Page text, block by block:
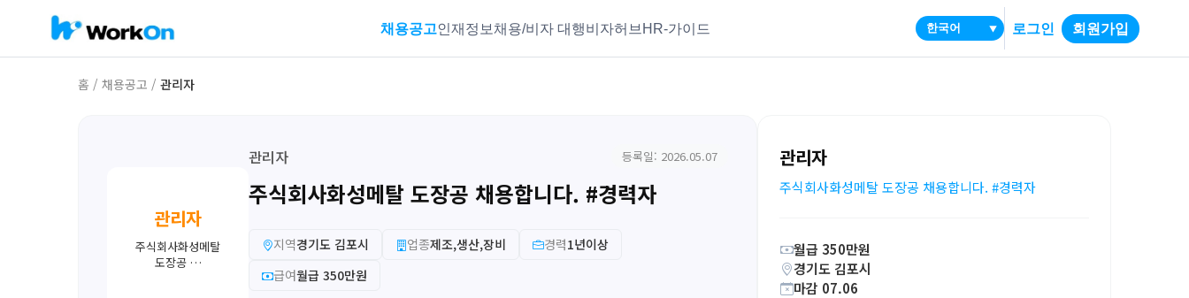
채용공고인재정보 채용/비자 대행비자허브 HR-가이드 ▼ 로그인 회원가입
홈 / 채용공고 / 관리자
관리자
주식회사화성메탈
도장공 …
관리자 등록일: 2026.05.07
주식회사화성메탈 도장공 채용합니다. #경력자
지역경기도 김포시 업종제조,생산,장비 경력1년이상
급여월급 350만원
관리자
주식회사화성메탈 도장공 채용합니다. #경력자
월급 350만원
경기도 김포시
마감 07.06